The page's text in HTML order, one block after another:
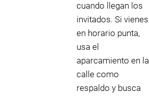
cuando llegan los
invitados. Si vienes
en horario punta,
usa el
aparcamiento en la
calle como
respaldo y busca